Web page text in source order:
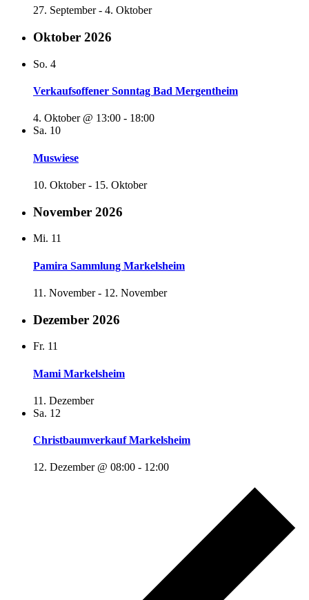
27. September- 4. Oktober
Oktober 2026
So. 4
Verkaufsoffener Sonntag Bad Mergentheim
4. Oktober @ 13:00 - 18:00
Sa. 10
Muswiese
10. Oktober- 15. Oktober
November 2026
Mi. 11
Pamira Sammlung Markelsheim
11. November- 12. November
Dezember 2026
Fr. 11
Mami Markelsheim
11. Dezember
Sa. 12
Christbaumverkauf Markelsheim
12. Dezember @ 08:00 - 12:00